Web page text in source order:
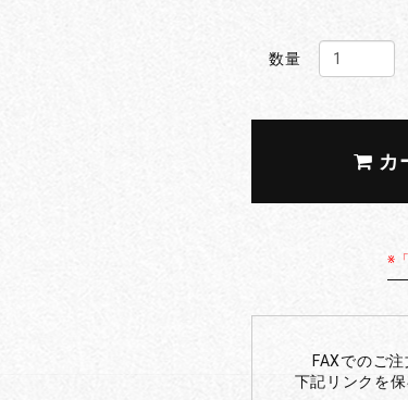
数量
カ
※
FAXでのご
下記リンクを